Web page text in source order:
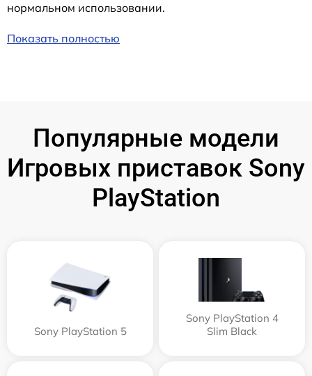
нормальном использовании.
Показать полностью
Популярные модели
Игровых приставок Sony
PlayStation
Sony PlayStation 5
Sony PlayStation 4
Slim Black